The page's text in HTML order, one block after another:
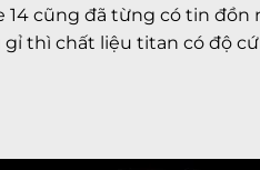
cũng đã từng có tin
thì chất liệu titan có độ